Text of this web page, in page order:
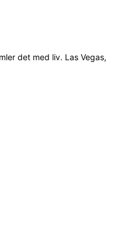
det med liv. Las Vegas,